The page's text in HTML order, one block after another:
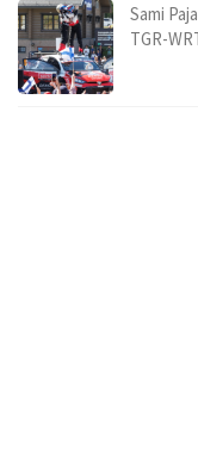
Sami
TGR-